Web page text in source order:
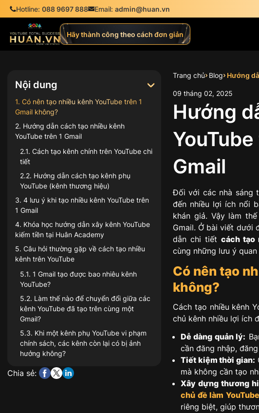
Hotline: 088 9697 888 Email: admin@huan.vn
Hãy thành công theo cách đơn giản
Nội dung
1. Có nên tạo nhiều kênh YouTube trên 1
Gmail không?
2. Hướng dẫn cách tạo nhiều kênh
YouTube trên 1 Gmail
2.1. Cách tạo kênh chính trên YouTube chi
tiết
2.2. Hướng dẫn cách tạo kênh phụ
YouTube (kênh thương hiệu)
3. 4 lưu ý khi tạo nhiều kênh YouTube trên
1 Gmail
4. Khóa học hướng dẫn xây kênh YouTube
kiếm tiền tại Huân Academy
5. Câu hỏi thường gặp về cách tạo nhiều
kênh trên YouTube
5.1. 1 Gmail tạo được bao nhiêu kênh
YouTube?
5.2. Làm thế nào để chuyển đổi giữa các
kênh YouTube đã tạo trên cùng một
Gmail?
5.3. Khi một kênh phụ YouTube vi phạm
chính sách, các kênh còn lại có bị ảnh
hưởng không?
Chia sẻ:
Trang chủ Blog Hướng
09 tháng 02, 2025
Hướng
Gmail
Đối với các nhà sáng
đến nhiều lợi ích nổi
khán giả. Vậy làm
Gmail. Ở bài viết dưới
dẫn chi tiết cách tạo
cùng những lưu ý
Có nên tạo
không?
Cách tạo nhiều kênh
chủ kênh nhiều lợi ích
Dễ dàng quản lý:
cần đăng nhập,
Tiết kiệm thời gian:
mà không cần tạo
Xây dựng thương
chủ đề làm YouTube
riêng biệt, giúp